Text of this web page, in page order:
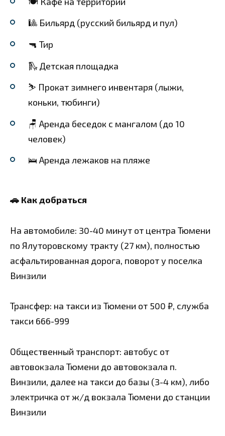
🎱 Бильярд (русский бильярд и пул)
🔫 Тир
🛝 Детская площадка
⛷️ Прокат зимнего инвентаря (лыжи,
коньки, тюбинги)
🪑 Аренда беседок с мангалом (до 10
человек)
🛌 Аренда лежаков на пляже
🚗 Как добраться
На автомобиле: 30-40 минут от центра Тюмени
по Ялуторовскому тракту (27 км), полностью
асфальтированная дорога, поворот у поселка
Винзили
Трансфер: на такси из Тюмени от 500 ₽, служба
такси 666-999
Общественный транспорт: автобус от
автовокзала Тюмени до автовокзала п.
Винзили, далее на такси до базы (3-4 км), либо
электричка от ж/д вокзала Тюмени до станции
Винзили